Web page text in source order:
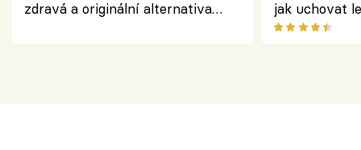
zdravá a originální alternativa
jak uchovat